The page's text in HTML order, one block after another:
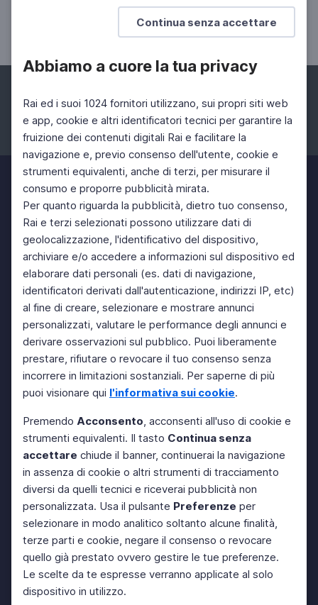
Continua senza accettare
Abbiamo a cuore la tua privacy
Rai ed i suoi 1024 fornitori utilizzano, sui propri siti web
e app, cookie e altri identificatori tecnici per garantire la
fruizione dei contenuti digitali Rai e facilitare la
navigazione e, previo consenso dell'utente, cookie e
strumenti equivalenti, anche di terzi, per misurare il
consumo e proporre pubblicità mirata.
Per quanto riguarda la pubblicità, dietro tuo consenso,
Rai e terzi selezionati possono utilizzare dati di
geolocalizzazione, l'identificativo del dispositivo,
archiviare e/o accedere a informazioni sul dispositivo ed
elaborare dati personali (es. dati di navigazione,
identificatori derivati dall'autenticazione, indirizzi IP, etc)
al fine di creare, selezionare e mostrare annunci
personalizzati, valutare le performance degli annunci e
derivare osservazioni sul pubblico. Puoi liberamente
prestare, rifiutare o revocare il tuo consenso senza
incorrere in limitazioni sostanziali. Per saperne di più
puoi visionare qui l'informativa sui cookie.
Premendo Acconsento, acconsenti all'uso di cookie e
strumenti equivalenti. Il tasto Continua senza
accettare chiude il banner, continuerai la navigazione
in assenza di cookie o altri strumenti di tracciamento
diversi da quelli tecnici e riceverai pubblicità non
personalizzata. Usa il pulsante Preferenze per
selezionare in modo analitico soltanto alcune finalità,
terze parti e cookie, negare il consenso o revocare
quello già prestato ovvero gestire le tue preferenze.
Le scelte da te espresse verranno applicate al solo
dispositivo in utilizzo.
Silvia Andreoli. Fiaba, storia, racconti
Il sillogismo narrativo di Italo Calvino
Facebook Instagram Twitter